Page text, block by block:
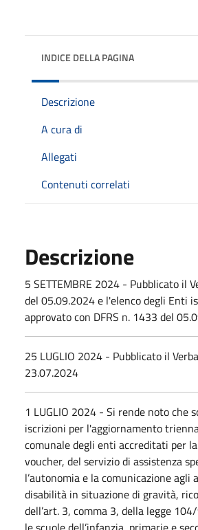
INDICE DELLA PAGINA
Descrizione
A cura di
Allegati
Contenuti correlati
Descrizione
5 SETTEMBRE 2024 - Pubblicato il
del 05.09.2024 e l'elenco degli Enti
approvato con DFRS n. 1433 del
25 LUGLIO 2024 - Pubblicato il
23.07.2024
1 LUGLIO 2024 - Si rende noto che
iscrizioni per l'aggiornamento
comunale degli enti accreditati per
voucher, del servizio di assistenza
l’autonomia e la comunicazione agli
disabilità in situazione di gravità,
dell’art. 3, comma 3, della legge